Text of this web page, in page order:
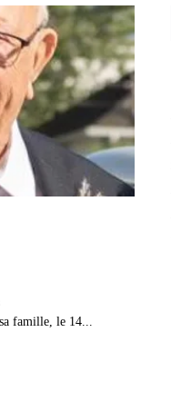
famille, le 14...